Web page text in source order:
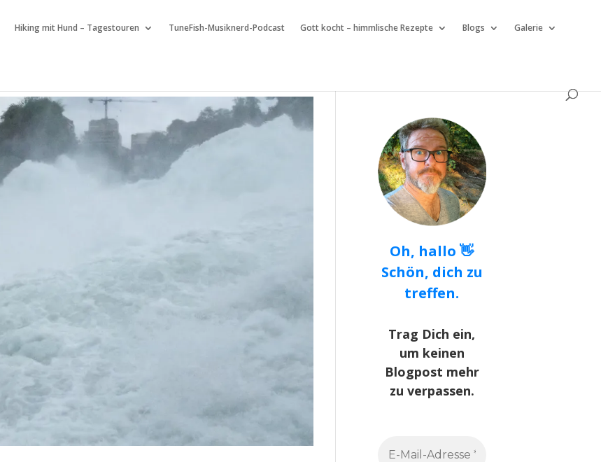
Hiking mit Hund – Tagestouren TuneFish-Musiknerd-Podcast Gott kocht – himmlische Rezepte Blogs Galerie
Oh, hallo 👋
Schön, dich zu
treffen.
Trag Dich ein,
um keinen
Blogpost mehr
zu verpassen.